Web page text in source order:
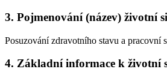
3. Pojmenování (název) životní
Posuzování zdravotního stavu a pracovní
4. Základní informace k životní